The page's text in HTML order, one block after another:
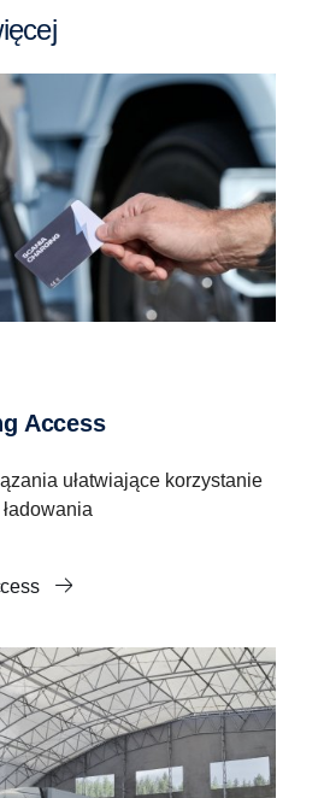
Access
ułatwiające korzystanie